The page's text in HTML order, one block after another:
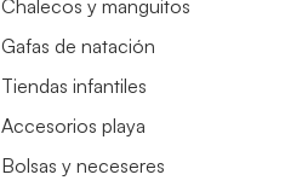
Chalecos y manguitos
Gafas de natación
Tiendas infantiles
Accesorios playa
Bolsas y neceseres